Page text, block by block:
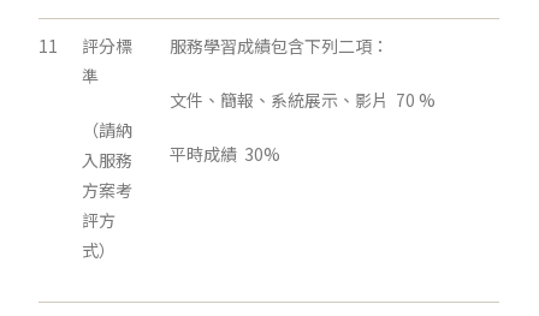
11
評分標
準
（請納
入服務
方案考
評方
式）
服務學習成績包含下列二項：
文件、簡報、系統展示、影片 70 %
平時成績 30%